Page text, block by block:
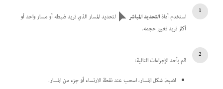
استخدم أداةالتحديد المباشر
لتحديد المسار الذي تريد ضبطه أو مسار واحد أو
أكثر تريد تغيير حجمه.
قم بأحد الإجراءات التالية:
لضبط شكل المسار، اسحب عند نقطة الارتساء أو جزء من المسار.